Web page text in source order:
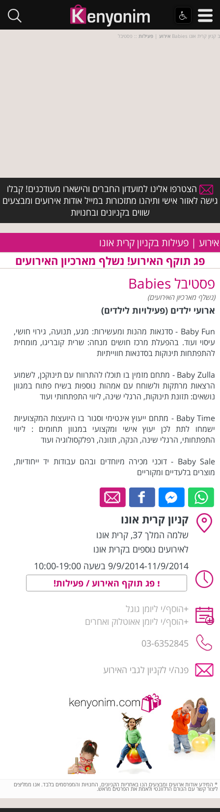
אירוע | פעילות :: פסטיבל Babies ב קניון קרית אונו
הצטרפו אלינו למועדון החברים והישארו מעודכנים! קבלו
גישה לאזור אישי ותיהנו מתזכורות במייל אודות אירועים ומבצעים
שווים בקניונים ובחנויות
אירוע | פעילות בקניון קרית אונו
פג תוקף האירוע! נשלף מארכיון האירועים
פסטיבל Babies
(נשלף מארכיון האירועים)
ארועי ילדים (פעילויות לילדים)
Baby Fun - סדנאות מהנות ומעשירות: מגע, תנועה, גירוי חושי,
עיסוי ועוד. בהפעלת מרכז חושים מנחה: שרית קובריגו, מומחית
להתפתחות תינוקות בסדנאות חווייתיות
Baby Zulla - מתחם מזמין בו תוכלו להתרווח עם תינוקכן, לשמוע
הרצאות מרתקות ולשוחח עם אמהות נוספות בשיח פתוח במגוון
נושאים: תזונת תינוקות, הרגלי שינה, ליווי התפתחותי ועוד
Baby Time - מתחם ייעוץ אינטימי וסגור בו היועצות המקצועיות
ישמחו לתת לכן יעוץ אישי ומקצועי במגוון תחומים : ליווי
התפתחותי, הרגלי שינה, הנקה, תזונה, רפלקסולוגיה ועוד
Baby Sale - דוכני מכירה מיוחדים ובהם עבודות יד ייחודיות,
מוצרים בלעדיים ומקוריים
קניון קרית אונו
שלמה המלך 37 , קרית אונו
לאירועים נוספים בקרית אונו
9/9/2014-11/9/2014 בשעה 10:00-19:00
פג תוקף האירוע / פעילות!
+הוסף/י ליומן גוגל
+הוסף/י ליומן אאוטלוק ואחרים
03-6352845
פנה/י לקניון לגבי האירוע
* המידע אודות ארועים ומבצעים הנו באחריות הקניונים, החנויות והמפרסמים בלבד. אנו ממליצים
ליצור קשר עם הגורם הרלוונטי ולאמת את הפרטים מראש.